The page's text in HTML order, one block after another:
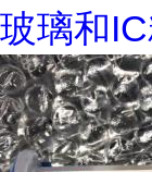
玻璃和